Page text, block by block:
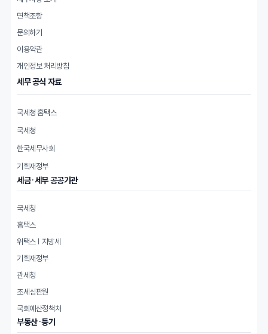
면책조항
문의하기
이용약관
개인정보 처리방침
세무 공식 자료
국세청 홈택스
국세청
한국세무사회
기획재정부
세금·세무 공공기관
국세청
홈택스
위택스 | 지방세
기획재정부
관세청
조세심판원
국회예산정책처
부동산·등기